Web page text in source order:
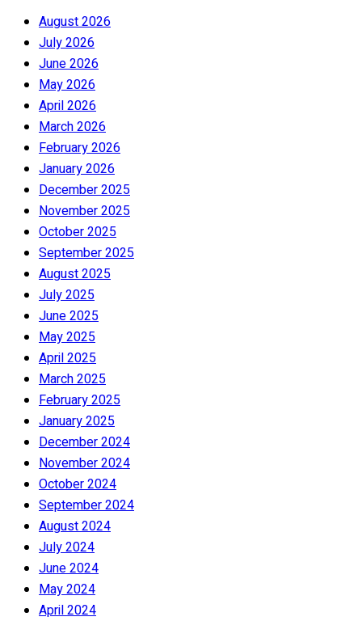
August 2026
July 2026
June 2026
May 2026
April 2026
March 2026
February 2026
January 2026
December 2025
November 2025
October 2025
September 2025
August 2025
July 2025
June 2025
May 2025
April 2025
March 2025
February 2025
January 2025
December 2024
November 2024
October 2024
September 2024
August 2024
July 2024
June 2024
May 2024
April 2024